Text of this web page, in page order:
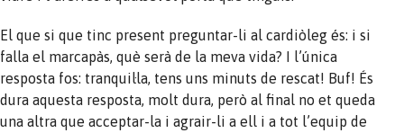
El que si que tinc present preguntar-li al cardiòleg és: i si
falla el marcapàs, què serà de la meva vida? I l’única
resposta fos: tranquil·la, tens uns minuts de rescat! Buf! És
dura aquesta resposta, molt dura, però al final no et queda
una altra que acceptar-la i agrair-li a ell i a tot l’equip de